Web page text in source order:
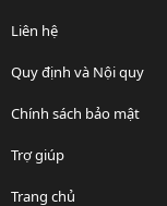
Liên hệ
Quy định và Nội quy
Chính sách bảo mật
Trợ giúp
Trang chủ